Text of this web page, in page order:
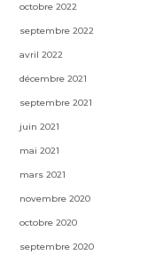
octobre 2022
septembre 2022
avril 2022
décembre 2021
septembre 2021
juin 2021
mai 2021
mars 2021
novembre 2020
octobre 2020
septembre 2020